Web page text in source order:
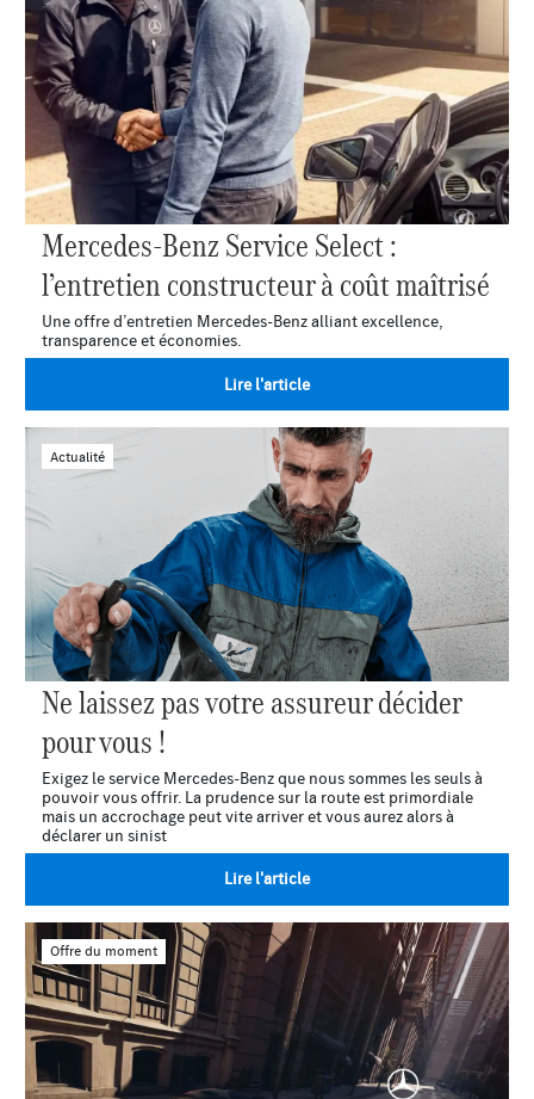
Mercedes-Benz Service Select :
l’entretien constructeur à coût maîtrisé
Une offre d’entretien Mercedes-Benz alliant excellence,
transparence et économies.
Lire l'article
Ne laissez pas votre assureur décider
pour vous !
Exigez le service Mercedes-Benz que nous sommes les seuls à
pouvoir vous offrir. La prudence sur la route est primordiale
mais un accrochage peut vite arriver et vous aurez alors à
déclarer un sinist
Lire l'article
Actualité
Offre du moment